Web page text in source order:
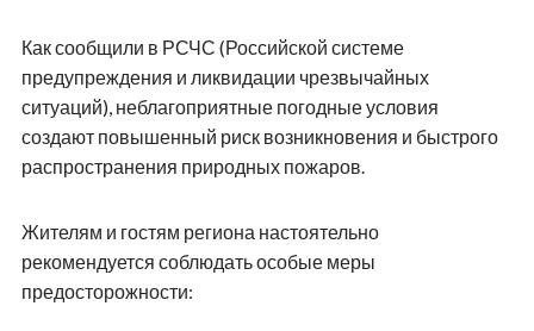
Как сообщили в РСЧС (Российской системе
предупреждения и ликвидации чрезвычайных
ситуаций), неблагоприятные погодные условия
создают повышенный риск возникновения и быстрого
распространения природных пожаров.
Жителям и гостям региона настоятельно
рекомендуется соблюдать особые меры
предосторожности: